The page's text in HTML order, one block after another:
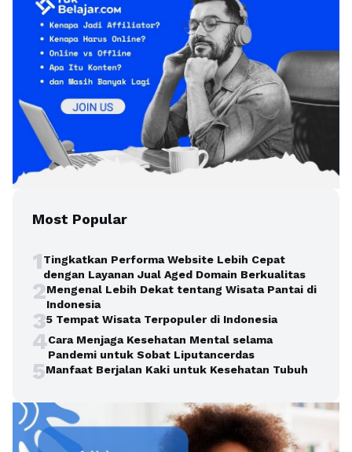
Most Popular
1Tingkatkan Performa Website Lebih Cepat
dengan Layanan Jual Aged Domain Berkualitas
2Mengenal Lebih Dekat tentang Wisata Pantai di
Indonesia
35 Tempat Wisata Terpopuler di Indonesia
4Cara Menjaga Kesehatan Mental selama
Pandemi untuk Sobat Liputancerdas
5Manfaat Berjalan Kaki untuk Kesehatan Tubuh